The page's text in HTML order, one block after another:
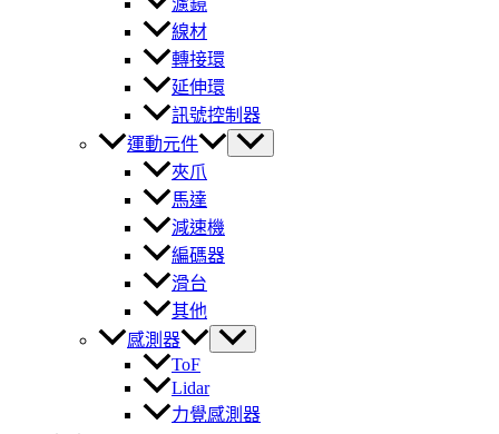
濾鏡
線材
轉接環
延伸環
訊號控制器
運動元件
夾爪
馬達
減速機
編碼器
滑台
其他
感測器
ToF
Lidar
力覺感測器